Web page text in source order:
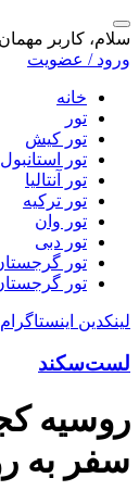
سلام، کاربر مهمان
ورود / عضویت
خانه
تور
تور کیش
تور استانبول
تور آنتالیا
تور ترکیه
تور وان
تور دبی
تور
تور
لینکدین اینستاگرام
لست‌سکند
روسیه
سفر به